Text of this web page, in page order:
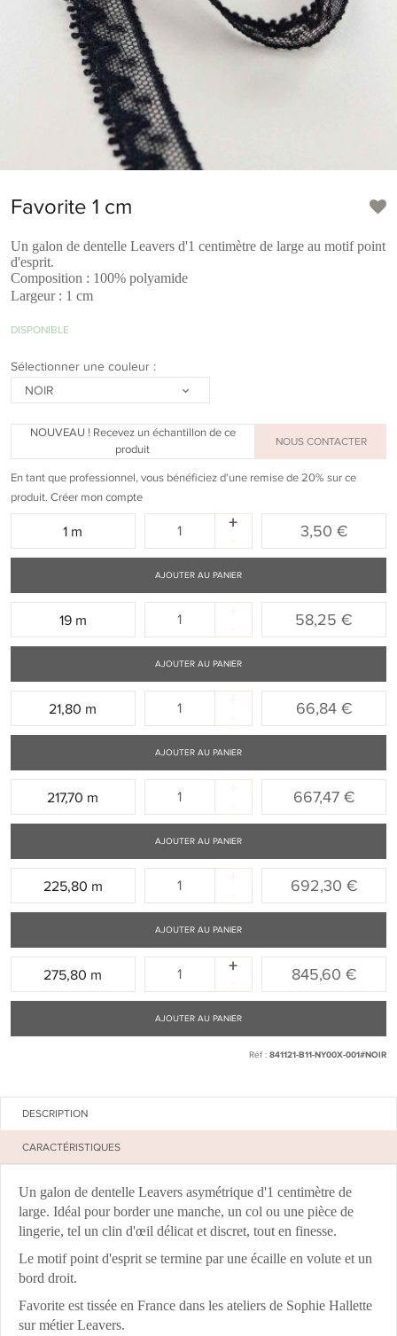
Favorite 1 cm
Un galon de dentelle Leavers d'1 centimètre de large au motif point
d'esprit.
Composition : 100% polyamide
Largeur : 1 cm
DISPONIBLE
Sélectionner une couleur :
NOIR
NOUVEAU ! Recevez un échantillon de ce
produit
NOUS CONTACTER
En tant que professionnel, vous bénéficiez d'une remise de 20% sur ce
produit. Créer mon compte
1 m + 3,50 €
AJOUTER AU PANIER
19 m 58,25 €
AJOUTER AU PANIER
21,80 m 66,84 €
AJOUTER AU PANIER
217,70 m 667,47 €
AJOUTER AU PANIER
225,80 m 692,30 €
AJOUTER AU PANIER
275,80 m + 845,60 €
AJOUTER AU PANIER
Réf :841121-B11-NY00X-001#NOIR
DESCRIPTION
CARACTÉRISTIQUES
Un galon de dentelle Leavers asymétrique d'1 centimètre de
large. Idéal pour border une manche, un col ou une pièce de
lingerie, tel un clin d'œil délicat et discret, tout en finesse.
Le motif point d'esprit se termine par une écaille en volute et un
bord droit.
Favorite est tissée en France dans les ateliers de Sophie Hallette
sur métier Leavers.